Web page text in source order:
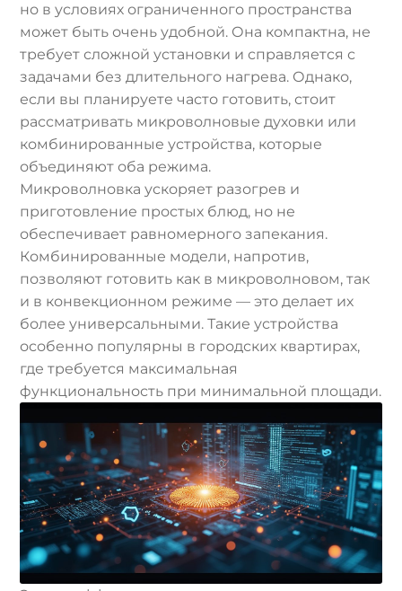
но в условиях ограниченного пространства
может быть очень удобной. Она компактна, не
требует сложной установки и справляется с
задачами без длительного нагрева. Однако,
если вы планируете часто готовить, стоит
рассматривать микроволновые духовки или
комбинированные устройства, которые
объединяют оба режима.
Микроволновка ускоряет разогрев и
приготовление простых блюд, но не
обеспечивает равномерного запекания.
Комбинированные модели, напротив,
позволяют готовить как в микроволновом, так
и в конвекционном режиме — это делает их
более универсальными. Такие устройства
особенно популярны в городских квартирах,
где требуется максимальная
функциональность при минимальной площади.